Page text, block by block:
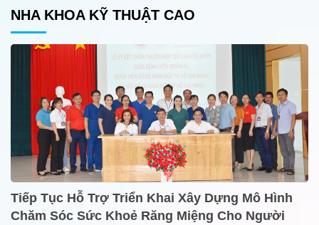
NHA KHOA KỸ THUẬT CAO
Tiếp Tục Hỗ Trợ Triển Khai Xây Dựng Mô Hình
Chăm Sóc Sức Khoẻ Răng Miệng Cho Người